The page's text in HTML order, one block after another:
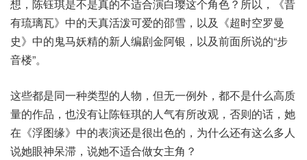
想，陈钰琪是不是真的不适合演白璎这个角色？所以，《昔
有琉璃瓦》中的天真活泼可爱的邵雪，以及《超时空罗曼
史》中的鬼马妖精的新人编剧金阿银，以及前面所说的“步
音楼”。
这些都是同一种类型的人物，但无一例外，都不是什么高质
量的作品，也没有让陈钰琪的人气有所改观，否则的话，她
在《浮图缘》中的表演还是很出色的，为什么还有这么多人
说她眼神呆滞，说她不适合做女主角？